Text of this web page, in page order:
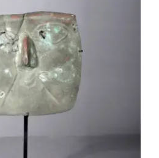
Masque Funéraire –
Pérou